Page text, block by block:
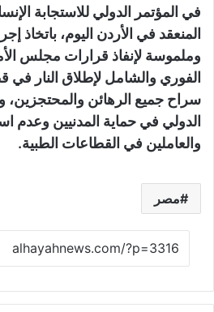
في المؤتمر الدولي للاستجابة
المنعقد في الأردن اليوم، باتخاذ
وملموسة لإنفاذ قرارات مجلس
الفوري والشامل لإطلاق النار في
سراح جميع الرهائن والمحتجزين،
الدولي في حماية المدنيين وعدم
والعاملين في القطاعات الطبية.
مصر